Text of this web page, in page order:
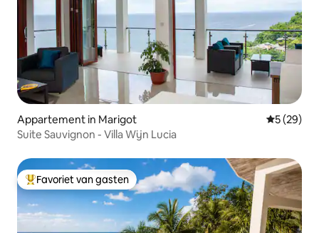
Appartement in Marigot
5 (29)
Suite Sauvignon - Villa Wijn Lucia
Topfavoriet van gasten
Favoriet van gasten